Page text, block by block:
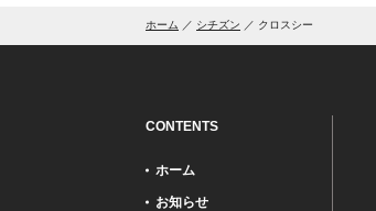
ホーム シチズン クロスシー
CONTENTS
ホーム
お知らせ